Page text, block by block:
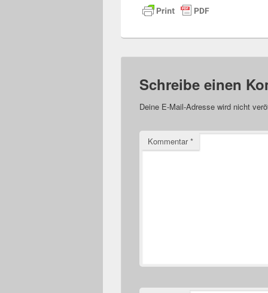
Schreibe einen
Deine E-Mail-Adresse wird nicht
Kommentar*